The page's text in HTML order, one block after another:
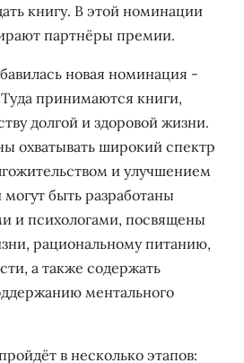
книгу. В этой номинации
партнёры премии.
новая номинация -
Туда принимаются книги,
долгой и здоровой жизни.
охватывать широкий спектр
и улучшением
быть разработаны
и психологами, посвящены
рациональному питанию,
а также содержать
ментального
в несколько этапов: